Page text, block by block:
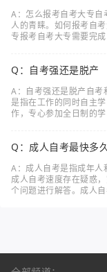
A：怎么报考自考大专自
人的青睐。如何报考自
专报考自考大专需要完
Q：自考强还是脱产
A：自考强还是脱产自考
是指在工作的同时自主
作，专心参加全日制的
Q：成人自考最快多久
A：成人自考是指成年人
成人自考速度存在疑惑
个问题进行解答。成人